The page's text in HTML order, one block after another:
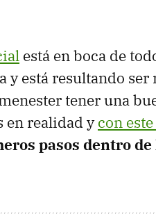
está en boca de
y está resultando
tener una
en realidad ycon
pasos dentro de